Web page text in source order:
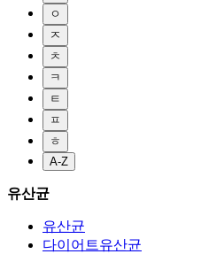
ㅇ
ㅈ
ㅊ
ㅋ
ㅌ
ㅍ
ㅎ
A-Z
유산균
유산균
다이어트유산균